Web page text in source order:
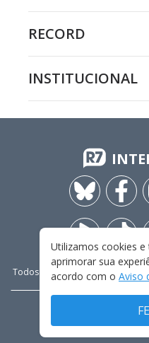
RECORD
INSTITUCIONAL
Todos os direitos reservados -
FALE
TERMOS E
Utilizamos cookies
aprimorar sua
acordo com o Aviso